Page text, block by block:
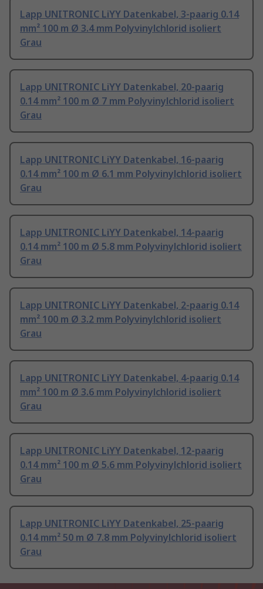
Lapp UNITRONIC LiYY Datenkabel, 3-paarig 0.14
mm² 100 m Ø 3.4 mm Polyvinylchlorid isoliert
Grau
Lapp UNITRONIC LiYY Datenkabel, 20-paarig
0.14 mm² 100 m Ø 7 mm Polyvinylchlorid isoliert
Grau
Lapp UNITRONIC LiYY Datenkabel, 16-paarig
0.14 mm² 100 m Ø 6.1 mm Polyvinylchlorid isoliert
Grau
Lapp UNITRONIC LiYY Datenkabel, 14-paarig
0.14 mm² 100 m Ø 5.8 mm Polyvinylchlorid isoliert
Grau
Lapp UNITRONIC LiYY Datenkabel, 2-paarig 0.14
mm² 100 m Ø 3.2 mm Polyvinylchlorid isoliert
Grau
Lapp UNITRONIC LiYY Datenkabel, 4-paarig 0.14
mm² 100 m Ø 3.6 mm Polyvinylchlorid isoliert
Grau
Lapp UNITRONIC LiYY Datenkabel, 12-paarig
0.14 mm² 100 m Ø 5.6 mm Polyvinylchlorid isoliert
Grau
Lapp UNITRONIC LiYY Datenkabel, 25-paarig
0.14 mm² 50 m Ø 7.8 mm Polyvinylchlorid isoliert
Grau